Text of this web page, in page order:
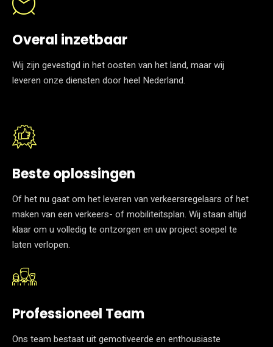
Overal inzetbaar
Wij zijn gevestigd in het oosten van het land, maar wij
leveren onze diensten door heel Nederland.
Beste oplossingen
Of het nu gaat om het leveren van verkeersregelaars of het
maken van een verkeers- of mobiliteitsplan. Wij staan altijd
klaar om u volledig te ontzorgen en uw project soepel te
laten verlopen.
Professioneel Team
Ons team bestaat uit gemotiveerde en enthousiaste